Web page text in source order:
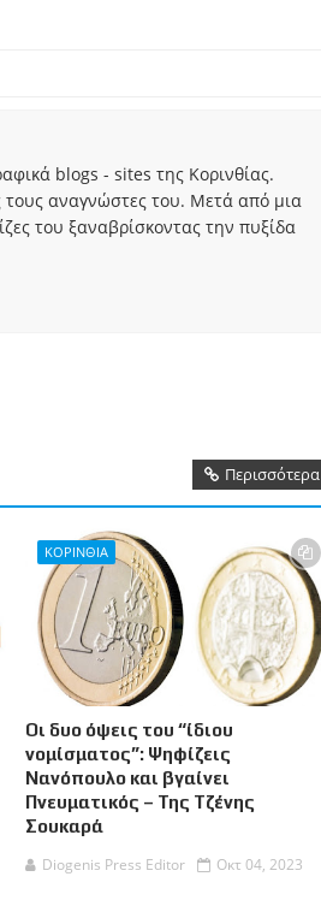
blogs - sites της Κορινθίας.
αναγνώστες του. Μετά από μια
του ξαναβρίσκοντας την πυξίδα
Περισσότερα
ΚΟΡΙΝΘΙΑ
Οι δυο όψεις του “ίδιου
νομίσματος”: Ψηφίζεις
Νανόπουλο και βγαίνει
Πνευματικός – Της Τζένης
Σουκαρά
Diogenis Press Editor
Οκτ 04, 2023